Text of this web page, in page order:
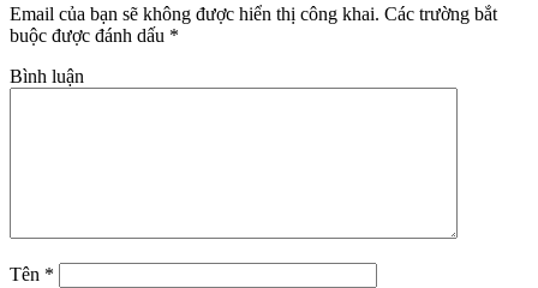
Email của bạn sẽ không được hiển thị công khai. Các trường bắt
buộc được đánh dấu *
Bình luận
Tên *